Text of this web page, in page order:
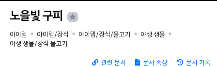
노을빛 구피
아이템 아이템/장식 아이템/장식/물고기
야생 생물
야생 생물/장식 물고기
관련 문서 문서 속성 문서 기록